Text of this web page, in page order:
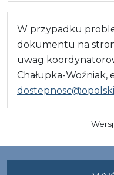
W przypadku
dokumentu na
uwag
Chałupka-Woźniak,